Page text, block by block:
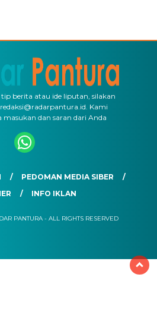
berita atau ide liputan, silakan
Kami
masukan dan saran dari Anda
PEDOMAN MEDIA SIBER
INFO IKLAN
PANTURA - ALL RIGHTS RESERVED